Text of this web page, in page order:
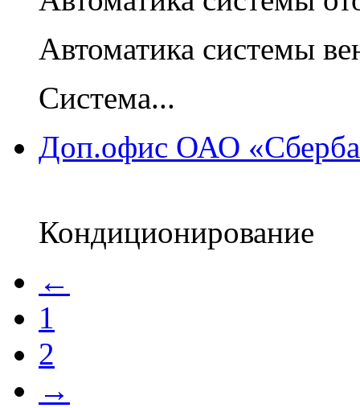
Автоматика системы
Система...
Доп.офис ОАО
Кондиционирование
←
1
2
→